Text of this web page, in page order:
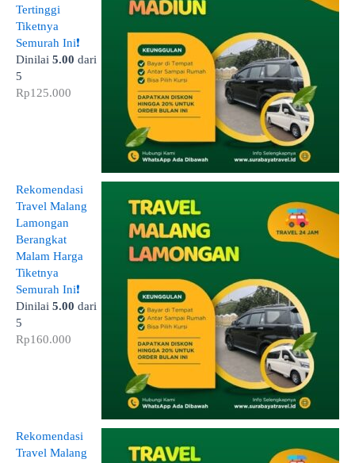
Tertinggi
Tiketnya
Semurah Ini❗
Dinilai 5.00 dari
5
Rp125.000
Rekomendasi
Travel Malang
Lamongan
Berangkat
Malam Harga
Tiketnya
Semurah Ini❗
Dinilai 5.00 dari
5
Rp160.000
Rekomendasi
Travel Malang